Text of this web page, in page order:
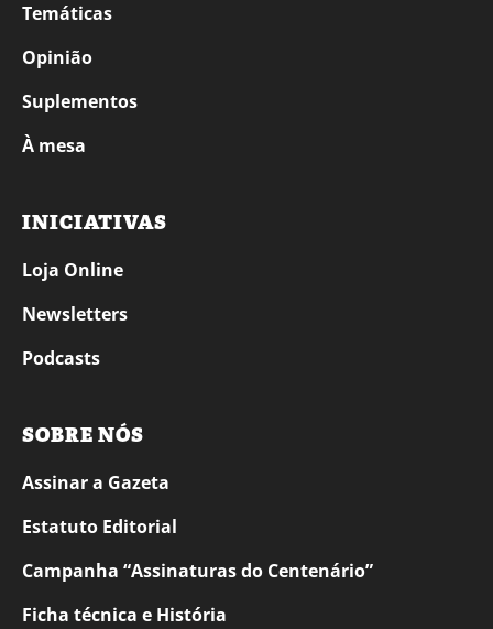
Temáticas
Opinião
Suplementos
À mesa
INICIATIVAS
Loja Online
Newsletters
Podcasts
SOBRE NÓS
Assinar a Gazeta
Estatuto Editorial
Campanha “Assinaturas do Centenário”
Ficha técnica e História